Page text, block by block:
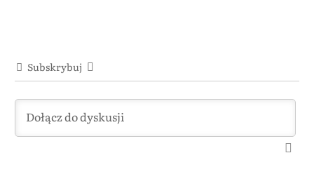
Subskrybuj